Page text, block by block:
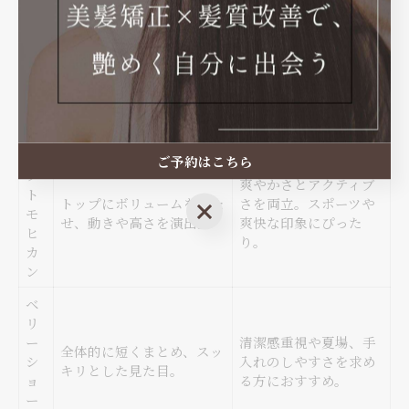
サイドから襟足へ自然なグ
ラデーションでつなげ、清
潔感とスタイリッシュさが
象。自分らしさや個性
を出したい方におすす
フ
ト
モ
ヒ
カ
ン
トップにボリュームを持た
せ、動きや高さを演出。
爽やかさとアクティブ
さを両立。スポーツや
爽快な印象にぴった
り。
ベ
リ
ー
シ
ョ
ー
全体的に短くまとめ、スッ
キリとした見た目。
清潔感重視や夏場、手
入れのしやすさを求め
る方におすすめ。
ご予約はこちら
ご予約はこちら